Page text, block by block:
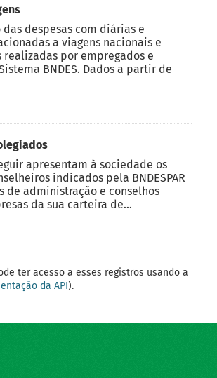
despesas com diárias e
a viagens nacionais e
por empregados e
BNDES. Dados a partir de
apresentam à sociedade os
indicados pela BNDESPAR
de administração e conselhos
da sua carteira de...
ter acesso a esses registros usando a
da API).